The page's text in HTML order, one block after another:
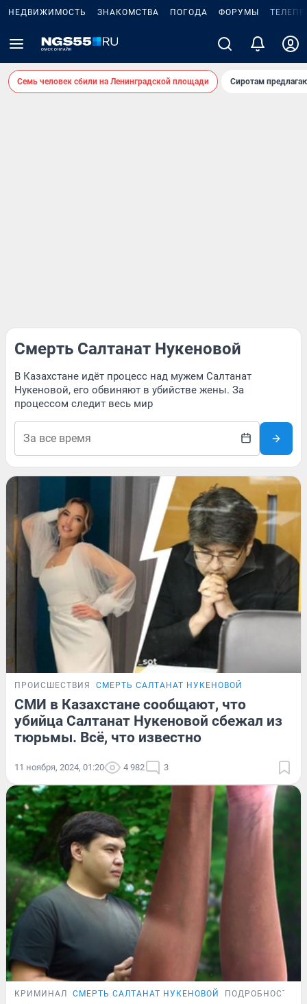
НЕДВИЖИМОСТЬ ЗНАКОМСТВА ПОГОДА ФОРУМЫ
Семь человек сбили на Ленинградской площади Сиротам
Смерть Салтанат Нукеновой
В Казахстане идёт процесс над мужем Салтанат
Нукеновой, его обвиняют в убийстве жены. За
процессом следит весь мир
ПРОИСШЕСТВИЯ СМЕРТЬ САЛТАНАТ НУКЕНОВОЙ
СМИ в Казахстане сообщают, что
убийца Салтанат Нукеновой сбежал из
тюрьмы. Всё, что известно
11 ноября, 2024, 01:20 4 982 3
КРИМИНАЛ СМЕРТЬ САЛТАНАТ НУКЕНОВОЙ ПОДРОБНОСТИ